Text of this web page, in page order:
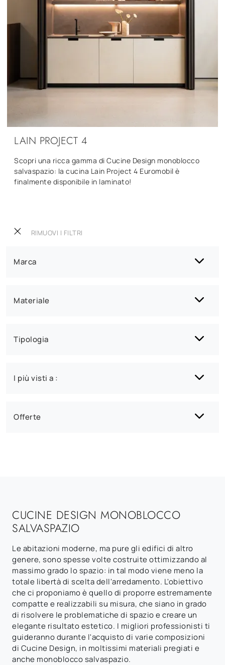
RIMUOVI I FILTRI
Marca
Materiale
Tipologia
I più visti a :
Offerte
LAIN PROJECT 4
Scopri una ricca gamma di Cucine Design monoblocco
salvaspazio: la cucina Lain Project 4 Euromobil è
finalmente disponibile in laminato!
CUCINE DESIGN MONOBLOCCO
SALVASPAZIO
Le abitazioni moderne, ma pure gli edifici di altro
genere, sono spesse volte costruite ottimizzando al
massimo grado lo spazio: in tal modo viene meno la
totale libertà di scelta dell'arredamento. L'obiettivo
che ci proponiamo è quello di proporre estremamente
compatte e realizzabili su misura, che siano in grado
di risolvere le problematiche di spazio e creare un
elegante risultato estetico. I migliori professionisti ti
guideranno durante l'acquisto di varie composizioni
di Cucine Design, in moltissimi materiali pregiati e
anche monoblocco salvaspazio.